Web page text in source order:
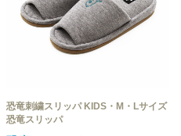
恐竜刺繍スリッパ KIDS・M・Lサイズ
恐竜スリッパ